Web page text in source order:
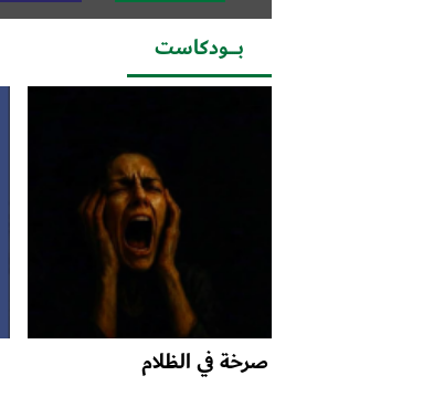
بــــودكاست
صرخة في الظلام